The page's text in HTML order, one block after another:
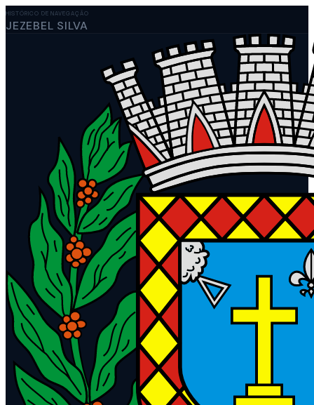
HISTÓRICO DE NAVEGAÇÃO
JEZEBEL SILVA